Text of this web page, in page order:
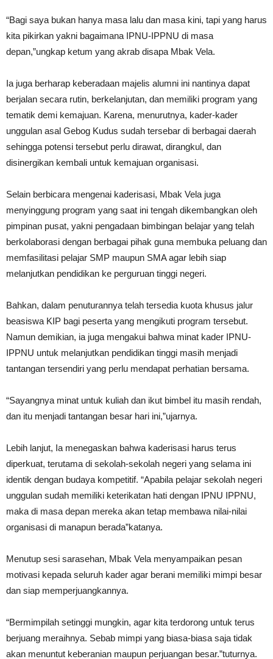
“Bagi saya bukan hanya masa lalu dan masa kini, tapi yang harus
kita pikirkan yakni bagaimana IPNU-IPPNU di masa
depan,”ungkap ketum yang akrab disapa Mbak Vela.
Ia juga berharap keberadaan majelis alumni ini nantinya dapat
berjalan secara rutin, berkelanjutan, dan memiliki program yang
tematik demi kemajuan. Karena, menurutnya, kader-kader
unggulan asal Gebog Kudus sudah tersebar di berbagai daerah
sehingga potensi tersebut perlu dirawat, dirangkul, dan
disinergikan kembali untuk kemajuan organisasi.
Selain berbicara mengenai kaderisasi, Mbak Vela juga
menyinggung program yang saat ini tengah dikembangkan oleh
pimpinan pusat, yakni pengadaan bimbingan belajar yang telah
berkolaborasi dengan berbagai pihak guna membuka peluang dan
memfasilitasi pelajar SMP maupun SMA agar lebih siap
melanjutkan pendidikan ke perguruan tinggi negeri.
Bahkan, dalam penuturannya telah tersedia kuota khusus jalur
beasiswa KIP bagi peserta yang mengikuti program tersebut.
Namun demikian, ia juga mengakui bahwa minat kader IPNU-
IPPNU untuk melanjutkan pendidikan tinggi masih menjadi
tantangan tersendiri yang perlu mendapat perhatian bersama.
“Sayangnya minat untuk kuliah dan ikut bimbel itu masih rendah,
dan itu menjadi tantangan besar hari ini,”ujarnya.
Lebih lanjut, Ia menegaskan bahwa kaderisasi harus terus
diperkuat, terutama di sekolah-sekolah negeri yang selama ini
identik dengan budaya kompetitif. “Apabila pelajar sekolah negeri
unggulan sudah memiliki keterikatan hati dengan IPNU IPPNU,
maka di masa depan mereka akan tetap membawa nilai-nilai
organisasi di manapun berada”katanya.
Menutup sesi sarasehan, Mbak Vela menyampaikan pesan
motivasi kepada seluruh kader agar berani memiliki mimpi besar
dan siap memperjuangkannya.
“Bermimpilah setinggi mungkin, agar kita terdorong untuk terus
berjuang meraihnya. Sebab mimpi yang biasa-biasa saja tidak
akan menuntut keberanian maupun perjuangan besar.”tuturnya.